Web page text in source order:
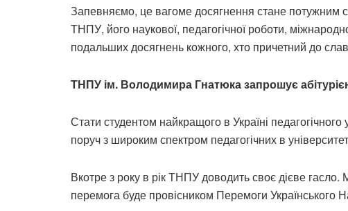
Запевняємо, це вагоме досягнення стане потужним
ТНПУ, його наукової, педагогічної роботи,
подальших досягнень кожного, хто причетний до
ТНПУ ім. Володимира Гнатюка запрошує
Стати студентом найкращого в Україні
поруч з широким спектром педагогічних в
Вкотре з року в рік ТНПУ доводить своє дієве
перемога буде провісником Перемоги Українського